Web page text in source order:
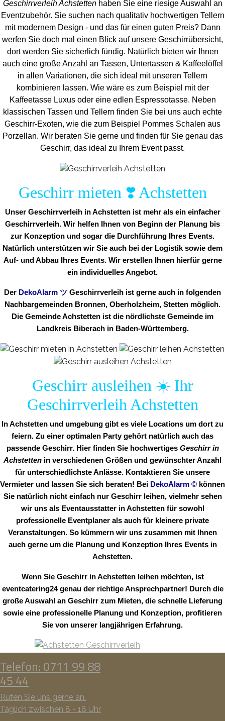
Geschirrverleih Achstettenhaben Sie eine riesige Auswahl an
Eventzubehör. Sie suchen nach qualitativ hochwertigen Tellern
mit modernem Design - und das für einen guten Preis? Dann
werfen Sie doch mal einen Blick auf unsere Geschirrübersicht,
dort werden Sie sicherlich fündig. Natürlich bieten wir Ihnen
auch eine große Anzahl an Tassen, Untertassen & Kaffeelöffel
in allen Variationen, die sich ideal mit unseren Tellern
kombinieren lassen. Wie wäre es zum Beispiel mit der
Kaffeetasse Luxus oder eine edlen Espressotasse. Neben
klassischen Tassen und Tellern finden Sie bei uns auch echte
Geschirr-Exoten, wie die zum Beispiel Pommes Schalen aus
Porzellan. Wir beraten Sie gerne und finden für Sie genau das
Geschirr, das ideal zu Ihrem Event passt.
Geschirr mieten ❣️ Achstetten
Unser Geschirrverleih in Achstetten ist mehr als ein einfacher
Geschirrverleih. Wir helfen Ihnen von Beginn der Planung bis
zur Konzeption und sogar die Durchführung Ihres Events.
Natürlich unterstützen wir Sie auch bei der Logistik sowie dem
Auf- und Abbau Ihres Events. Wir erstellen Ihnen hierfür gerne
ein individuelles Angebot.
Der DekoAlarm ツ Geschirrverleih ist gerne auch in folgenden
Nachbargemeinden Bronnen, Oberholzheim, Stetten möglich.
Die Gemeinde Achstetten ist die nördlichste Gemeinde im
Landkreis Biberach in Baden-Württemberg.
Geschirr ausleihen ☀️ Ihr
Geschirrverleih Achstetten
In Achstetten und umgebung gibt es viele Locations um dort zu
feiern. Zu einer optimalen Party gehört natürlich auch das
passende Geschirr. Hier finden Sie hochwertiges Geschirr in
Achstetten in verschiedenen Größen und gewünschter Anzahl
für unterschiedlichste Anlässe. Kontaktieren Sie unsere
Vermieter und lassen Sie sich beraten! Bei DekoAlarm © können
Sie natürlich nicht einfach nur Geschirr leihen, vielmehr sehen
wir uns als Eventausstatter in Achstetten für sowohl
professionelle Eventplaner als auch für kleinere private
Veranstaltungen. So kümmern wir uns zusammen mit Ihnen
auch gerne um die Planung und Konzeption Ihres Events in
Achstetten.
Wenn Sie Geschirr in Achstetten leihen möchten, ist
eventcatering24 genau der richtige Ansprechpartner! Durch die
große Auswahl an Geschirr zum Mieten, die schnelle Lieferung
sowie eine professionelle Planung und Konzeption, profitieren
Sie von unserer langjährigen Erfahrung.
Telefon: 0711 99 88
45 44
Rufen Sie uns gerne an.
Täglich zwischen 8 - 18 Uhr